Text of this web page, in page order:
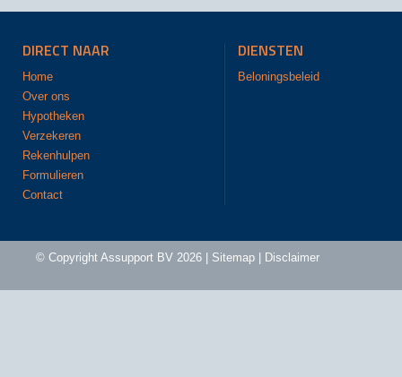
DIRECT NAAR
Home
Over ons
Hypotheken
Verzekeren
Rekenhulpen
Formulieren
Contact
DIENSTEN
Beloningsbeleid
© Copyright Assupport BV 2026 | Sitemap | Disclaimer